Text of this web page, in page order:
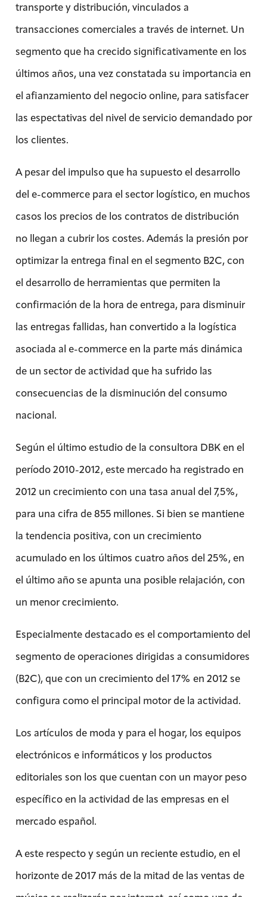
transporte y distribución, vinculados a
transacciones comerciales a través de internet. Un
segmento que ha crecido significativamente en los
últimos años, una vez constatada su importancia en
el afianzamiento del negocio online, para satisfacer
las espectativas del nivel de servicio demandado por
los clientes.
A pesar del impulso que ha supuesto el desarrollo
del e-commerce para el sector logístico, en muchos
casos los precios de los contratos de distribución
no llegan a cubrir los costes. Además la presión por
optimizar la entrega final en el segmento B2C, con
el desarrollo de herramientas que permiten la
confirmación de la hora de entrega, para disminuir
las entregas fallidas, han convertido a la logística
asociada al e-commerce en la parte más dinámica
de un sector de actividad que ha sufrido las
consecuencias de la disminución del consumo
nacional.
Según el último estudio de la consultora DBK en el
período 2010-2012, este mercado ha registrado en
2012 un crecimiento con una tasa anual del 7,5%,
para una cifra de 855 millones. Si bien se mantiene
la tendencia positiva, con un crecimiento
acumulado en los últimos cuatro años del 25%, en
el último año se apunta una posible relajación, con
un menor crecimiento.
Especialmente destacado es el comportamiento del
segmento de operaciones dirigidas a consumidores
(B2C), que con un crecimiento del 17% en 2012 se
configura como el principal motor de la actividad.
Los artículos de moda y para el hogar, los equipos
electrónicos e informáticos y los productos
editoriales son los que cuentan con un mayor peso
específico en la actividad de las empresas en el
mercado español.
A este respecto y según un reciente estudio, en el
horizonte de 2017 más de la mitad de las ventas de